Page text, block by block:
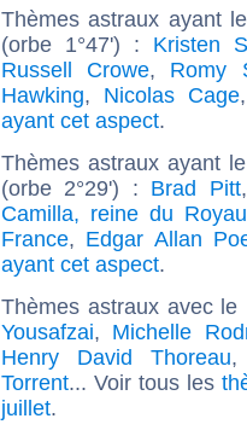
Thèmes astraux ayant
(orbe 1°47') : Kristen
Russell Crowe, Romy
Hawking, Nicolas Cage
ayant cet aspect.
Thèmes astraux ayant
(orbe 2°29') : Brad Pitt
Camilla, reine du
France, Edgar Allan
ayant cet aspect.
Thèmes astraux avec
Yousafzai, Michelle
Henry David Thoreau
Torrent... Voir tous les
juillet.